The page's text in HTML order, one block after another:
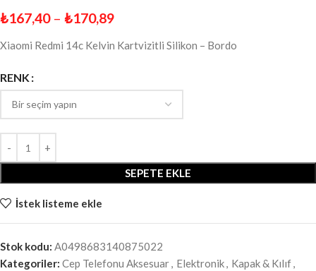
₺167,40 – ₺170,89
Xiaomi Redmi 14c Kelvin Kartvizitli Silikon – Bordo
RENK
SEPETE EKLE
İstek listeme ekle
Stok kodu: A0498683140875022
Kategoriler: Cep Telefonu Aksesuar, Elektronik, Kapak & Kılıf,